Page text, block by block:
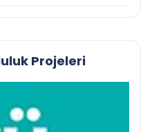
Projeleri